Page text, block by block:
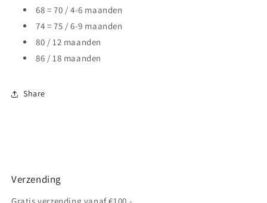
68 = 70 / 4-6 maanden
74 = 75 / 6-9 maanden
80 / 12 maanden
86 / 18 maanden
Share
Verzending